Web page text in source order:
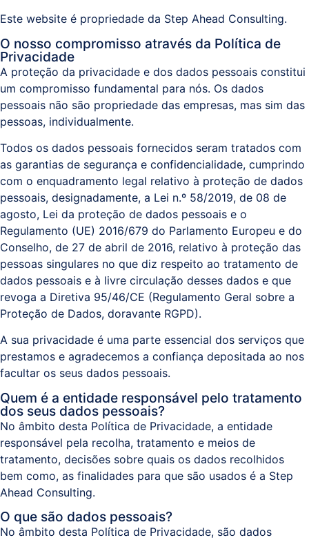
Litígios
Registo
Predial,
Civil,
Comercial
Sistemas
e
Comunicações
(ITPS)
Este website é propriedade da Step Ahead Consulting.
O nosso compromisso através da Política de
Privacidade
A proteção da privacidade e dos dados pessoais constitui
um compromisso fundamental para nós. Os dados
pessoais não são propriedade das empresas, mas sim das
pessoas, individualmente.
Todos os dados pessoais fornecidos seram tratados com
as garantias de segurança e confidencialidade, cumprindo
com o enquadramento legal relativo à proteção de dados
pessoais, designadamente, a Lei n.º 58/2019, de 08 de
agosto, Lei da proteção de dados pessoais e o
Regulamento (UE) 2016/679 do Parlamento Europeu e do
Conselho, de 27 de abril de 2016, relativo à proteção das
pessoas singulares no que diz respeito ao tratamento de
dados pessoais e à livre circulação desses dados e que
revoga a Diretiva 95/46/CE (Regulamento Geral sobre a
Proteção de Dados, doravante RGPD).
A sua privacidade é uma parte essencial dos serviços que
prestamos e agradecemos a confiança depositada ao nos
facultar os seus dados pessoais.
Quem é a entidade responsável pelo tratamento
dos seus dados pessoais?
No âmbito desta Política de Privacidade, a entidade
responsável pela recolha, tratamento e meios de
tratamento, decisões sobre quais os dados recolhidos
bem como, as finalidades para que são usados é a Step
Ahead Consulting.
O que são dados pessoais?
No âmbito desta Política de Privacidade, são dados